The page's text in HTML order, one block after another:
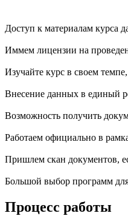
Доступ к материалам курса
Иммем лицензии на
Изучайте курс в своем
Внесение данных в единый
Возможность получить
Работаем официально в
Пришлем скан документов,
Большой выбор программ
Процесс работы